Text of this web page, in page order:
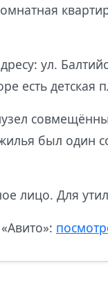
ул.
есть детская
был один
лицо. Для